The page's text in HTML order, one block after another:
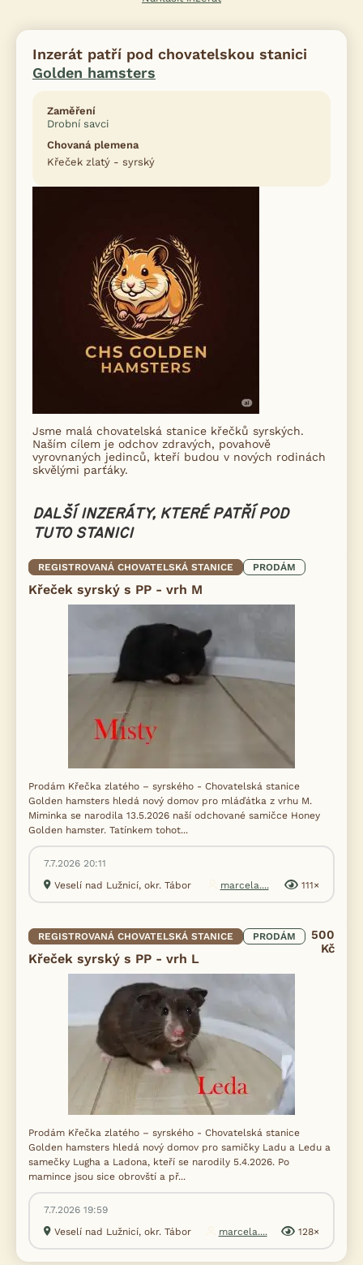
Inzerát patří pod chovatelskou stanici
Golden hamsters
Zaměření
Drobní savci
Chovaná plemena
Křeček zlatý - syrský
Jsme malá chovatelská stanice křečků syrských.
Naším cílem je odchov zdravých, povahově
vyrovnaných jedinců, kteří budou v nových rodinách
skvělými parťáky.
DALŠÍ INZERÁTY, KTERÉ PATŘÍ POD
TUTO STANICI
REGISTROVANÁ CHOVATELSKÁ STANICE PRODÁM
Křeček syrský s PP - vrh M
Prodám Křečka zlatého – syrského - Chovatelská stanice
Golden hamsters hledá nový domov pro mláďátka z vrhu M.
Miminka se narodila 13.5.2026 naší odchované samičce Honey
Golden hamster. Tatínkem tohot...
7.7.2026 20:11
Veselí nad Lužnicí, okr. Tábor
marcela.... 111×
REGISTROVANÁ CHOVATELSKÁ STANICE PRODÁM
Křeček syrský s PP - vrh L
500
Kč
Prodám Křečka zlatého – syrského - Chovatelská stanice
Golden hamsters hledá nový domov pro samičky Ladu a Ledu a
samečky Lugha a Ladona, kteří se narodily 5.4.2026. Po
mamince jsou sice obrovští a př...
7.7.2026 19:59
Veselí nad Lužnicí, okr. Tábor
marcela.... 128×